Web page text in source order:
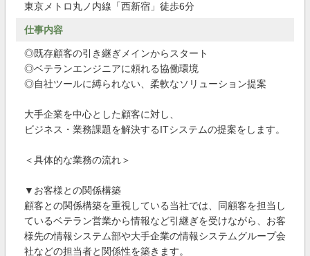
東京メトロ丸ノ内線「西新宿」徒歩6分
仕事内容
◎既存顧客の引き継ぎメインからスタート
◎ベテランエンジニアに頼れる協働環境
◎自社ツールに縛られない、柔軟なソリューション提案
大手企業を中心とした顧客に対し、
ビジネス・業務課題を解決するITシステムの提案をします。
＜具体的な業務の流れ＞
▼お客様との関係構築
顧客との関係構築を重視している当社では、同顧客を担当し
ているベテラン営業から情報など引継ぎを受けながら、お客
様先の情報システム部や大手企業の情報システムグループ会
社などの担当者と関係性を築きます。